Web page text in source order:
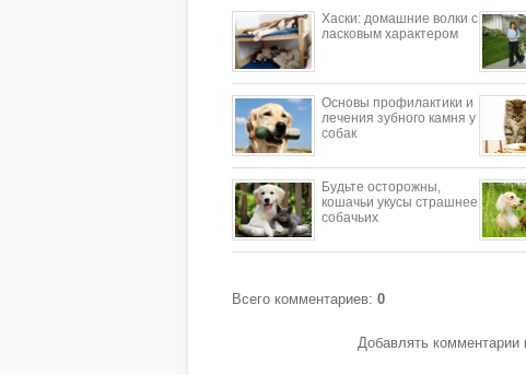
​Хаски: домашние волки с
ласковым характером
Основы профилактики и
лечения зубного камня у
собак
Будьте осторожны,
кошачьи укусы страшнее
собачьих
Всего комментариев: 0
Добавлять комментарии